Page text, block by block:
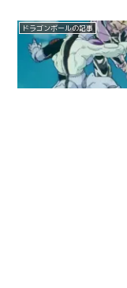
ドラゴンボールの記事